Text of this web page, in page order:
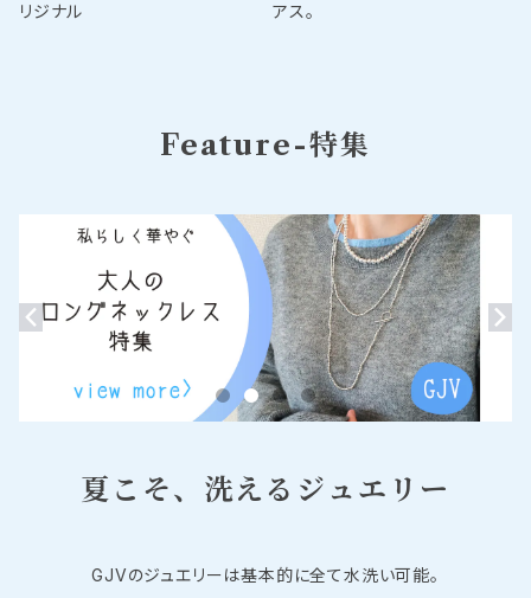
リジナル
アス。
Feature-特集
夏こそ、洗えるジュエリー
GJVのジュエリーは基本的に全て水洗い可能。